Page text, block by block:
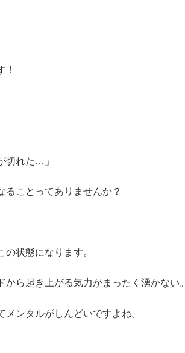
！
切れた…」
ることってありませんか？
状態になります。
ら起き上がる気力がまったく湧かない。
ンタルがしんどいですよね。